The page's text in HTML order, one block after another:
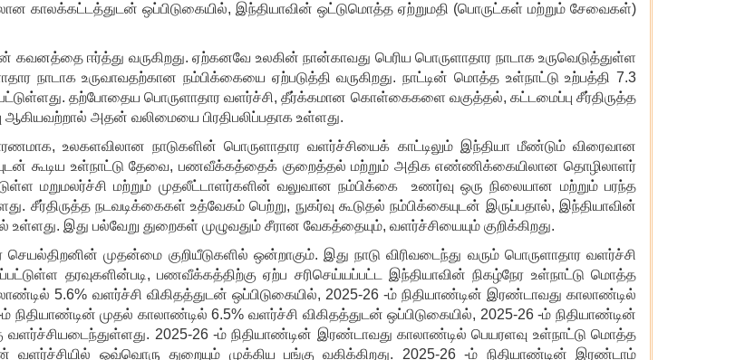
காலக்கட்டத்துடன் ஒப்பிடுகையில், இந்தியாவின் ஒட்டுமொத்த ஏற்றுமதி (பொருட்கள் மற்றும் சேவைகள்)
கவனத்தை ஈர்த்து வருகிறது. ஏற்கனவே உலகின் நான்காவது பெரிய பொருளாதார நாடாக உருவெடுத்துள்ள
நாடாக உருவாவதற்கான நம்பிக்கையை ஏற்படுத்தி வருகிறது. நாட்டின் மொத்த உள்நாட்டு உற்பத்தி 7.3
தற்போதைய பொருளாதார வளர்ச்சி, தீர்க்கமான கொள்கைகளை வகுத்தல், கட்டமைப்பு சீர்திருத்த
அதன் வலிமையை பிரதிபலிப்பதாக உள்ளது.
, உலகளவிலான நாடுகளின் பொருளாதார வளர்ச்சியைக் காட்டிலும் இந்தியா மீண்டும் விரைவான
கூடிய உள்நாட்டு தேவை, பணவீக்கத்தைக் குறைத்தல் மற்றும் அதிக எண்ணிக்கையிலான தொழிலாளர்
மறுமலர்ச்சி மற்றும் முதலீட்டாளர்களின் வலுவான நம்பிக்கை உணர்வு ஒரு நிலையான மற்றும் பரந்த
சீர்திருத்த நடவடிக்கைகள் உத்வேகம் பெற்று, நுகர்வு கூடுதல் நம்பிக்கையுடன் இருப்பதால், இந்தியாவின்
இது பல்வேறு துறைகள் முழுவதும் சீரான வேகத்தையும், வளர்ச்சியையும் குறிக்கிறது.
முதன்மை குறியீடுகளில் ஒன்றாகும். இது நாடு விரிவடைந்து வரும் பொருளாதார வளர்ச்சி
தரவுகளின்படி, பணவீக்கத்திற்கு ஏற்ப சரிசெய்யப்பட்ட இந்தியாவின் நிகழ்நேர உள்நாட்டு மொத்த
5.6% வளர்ச்சி விகிதத்துடன் ஒப்பிடுகையில், 2025-26 -ம் நிதியாண்டின் இரண்டாவது காலாண்டில்
நிதியாண்டின் முதல் காலாண்டில் 6.5% வளர்ச்சி விகிதத்துடன் ஒப்பிடுகையில், 2025-26 -ம் நிதியாண்டின்
2025-26 -ம் நிதியாண்டின் இரண்டாவது காலாண்டில் பெயரளவு உள்நாட்டு மொத்த
வளர்ச்சியில் ஒவ்வொரு துறையும் முக்கிய பங்கு வகிக்கிறது. 2025-26 -ம் நிதியாண்டின் இரண்டாம்